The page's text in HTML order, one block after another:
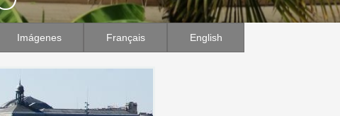
Imágenes Français English